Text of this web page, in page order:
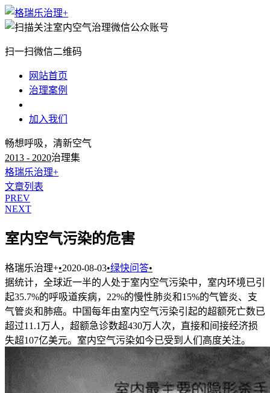
扫一扫微信二维码
网站首页
治理案例
加入我们
畅想呼吸，清新空气
2013 - 2020治理集
格瑞乐治理+
文章列表
PREV
NEXT
室内空气污染的危害
格瑞乐治理+•2020-08-03•绿快问答•
据统计，全球近一半的人处于室内空气污染中，室内环境已引
起35.7%的呼吸道疾病，22%的慢性肺炎和15%的气管炎、支
气管炎和肺癌。中国每年由室内空气污染引起的超额死亡数已
超过11.1万人，超额急诊数超430万人次，直接和间接经济损
失超107亿美元。室内空气污染如今已受到人们高度关注。